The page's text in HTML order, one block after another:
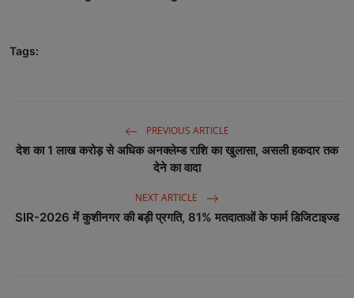
Tags:
PREVIOUS ARTICLE
देश का 1 लाख करोड़ से अधिक अनक्लेम्ड राशि का खुलासा, असली हकदार तक
देने का वादा
NEXT ARTICLE
SIR-2026 में कुशीनगर की बड़ी प्रगति, 81% मतदाताओं के फार्म डिजिटाइज्ड